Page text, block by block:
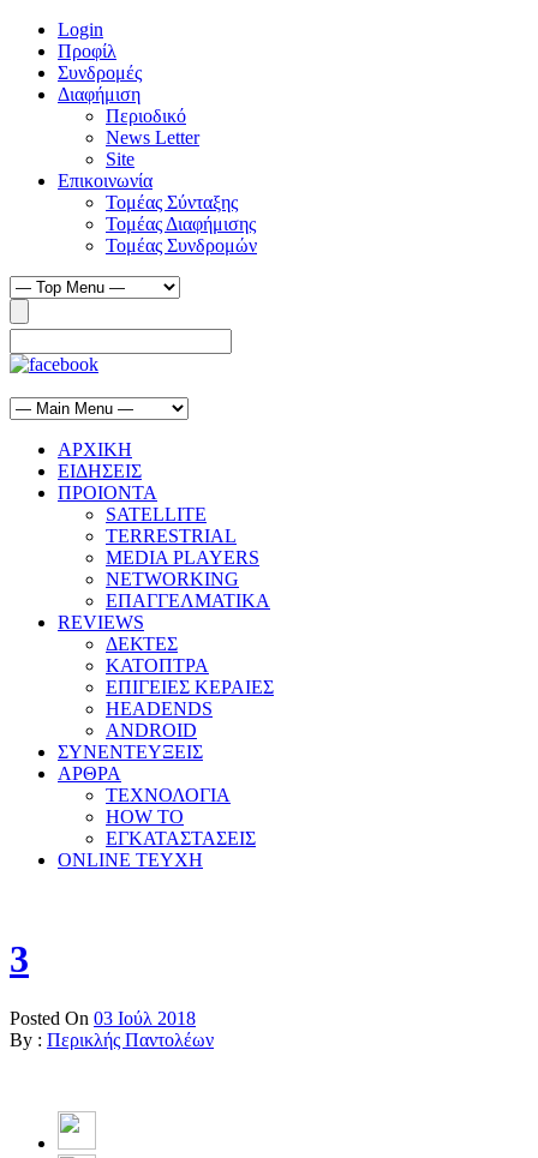
Login
Προφίλ
Συνδρομές
Διαφήμιση
Περιοδικό
News Letter
Site
Επικοινωνία
Τομέας Σύνταξης
Τομέας Διαφήμισης
Τομέας Συνδρομών
ΑΡΧΙΚΗ
ΕΙΔΗΣΕΙΣ
ΠΡΟΙΟΝΤΑ
SATELLITE
TERRESTRIAL
MEDIA PLAYERS
NETWORKING
ΕΠΑΓΓΕΛΜΑΤΙΚΑ
REVIEWS
ΔΕΚΤΕΣ
ΚΑΤΟΠΤΡΑ
ΕΠΙΓΕΙΕΣ ΚΕΡΑΙΕΣ
HEADENDS
ANDROID
ΣΥΝΕΝΤΕΥΞΕΙΣ
ΑΡΘΡΑ
ΤΕΧΝΟΛΟΓΙΑ
HOW TO
ΕΓΚΑΤΑΣΤΑΣΕΙΣ
ONLINE TEYXH
3
Posted On 03 Ιούλ 2018
By : Περικλής Παντολέων